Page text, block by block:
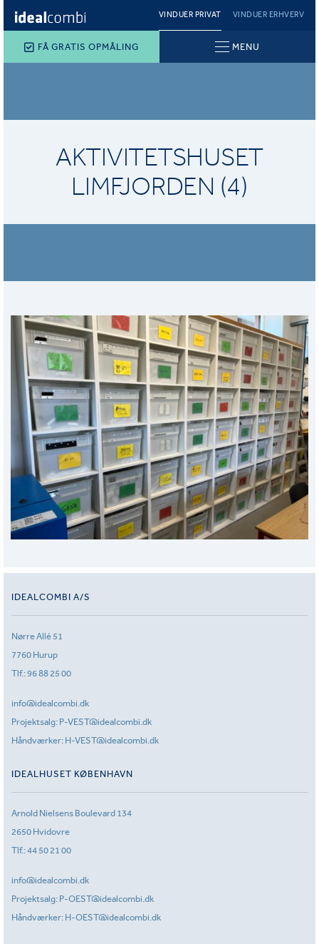
VINDUER PRIVAT VINDUER ERHVERV
FÅ GRATIS OPMÅLING MENU
AKTIVITETSHUSET
LIMFJORDEN (4)
IDEALCOMBI A/S
Nørre Allé 51
7760 Hurup
Tlf.:96 88 25 00
info@idealcombi.dk
Projektsalg: P-VEST@idealcombi.dk
Håndværker: H-VEST@idealcombi.dk
IDEALHUSET KØBENHAVN
Arnold Nielsens Boulevard 134
2650 Hvidovre
Tlf.:44 50 21 00
info@idealcombi.dk
Projektsalg: P-OEST@idealcombi.dk
Håndværker: H-OEST@idealcombi.dk